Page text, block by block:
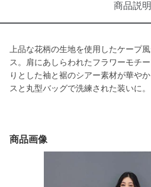
商品説明
上品な花柄の生地を使用したケープ
ス。肩にあしらわれたフラワーモチ
りとした袖と裾のシアー素材が華や
スと丸型バッグで洗練された装いに。
商品画像